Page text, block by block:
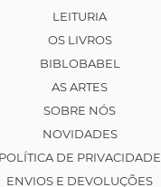
LEITURIA
OS LIVROS
BIBLOBABEL
AS ARTES
SOBRE NÓS
NOVIDADES
POLÍTICA DE PRIVACIDADE
ENVIOS E DEVOLUÇÕES